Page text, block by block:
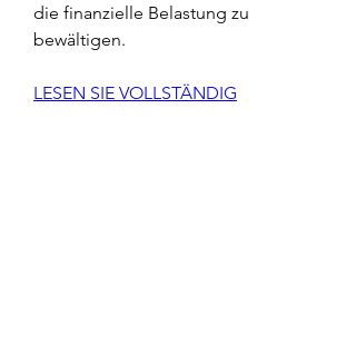
die finanzielle Belastung zu
bewältigen.
LESEN SIE VOLLSTÄNDIG